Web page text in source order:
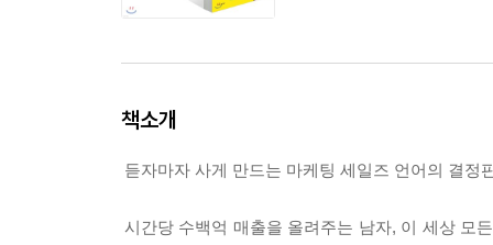
책소개
듣자마자 사게 만드는 마케팅 세일즈 언어의 결정
시간당 수백억 매출을 올려주는 남자, 이 세상 모